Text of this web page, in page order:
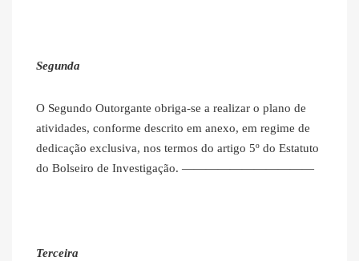
Segunda
O Segundo Outorgante obriga-se a realizar o plano de
atividades, conforme descrito em anexo, em regime de
dedicação exclusiva, nos termos do artigo 5º do Estatuto
do Bolseiro de Investigação. ———————————
Terceira